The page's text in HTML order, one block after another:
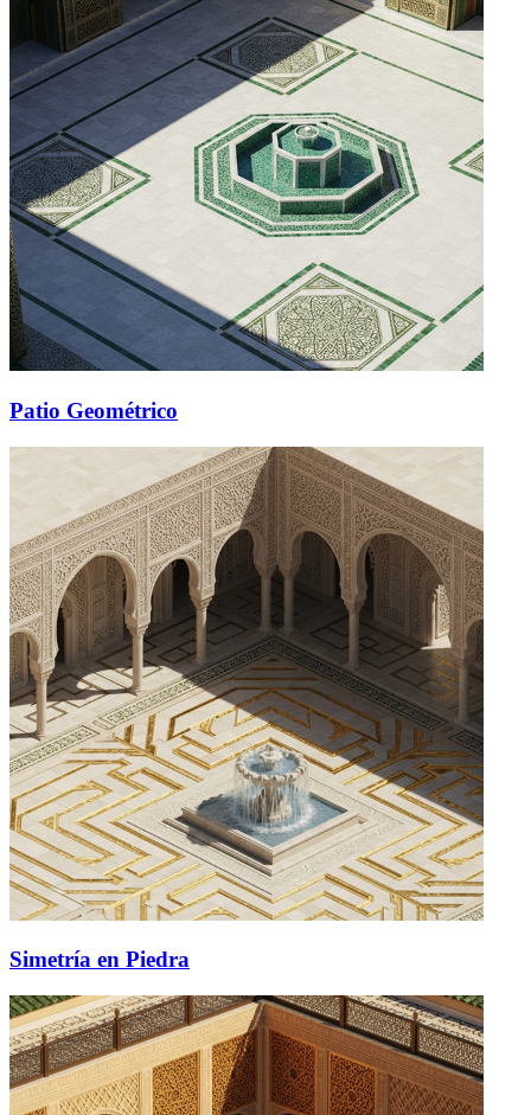
Patio Geométrico
Simetría en Piedra